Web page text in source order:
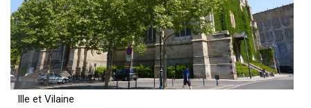
Ille et Vilaine